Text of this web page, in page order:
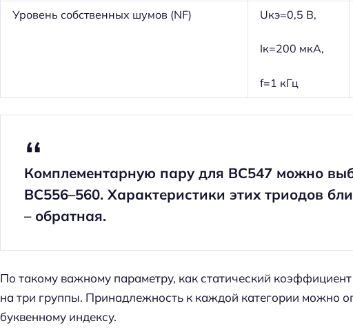
Уровень собственных шумов (NF) Uкэ=0,5 В,
Iк=200 мкА,
f=1 кГц
Комплементарную пару для BC547 можно
BC556–560. Характеристики этих триодов
– обратная.
По такому важному параметру, как статический
на три группы. Принадлежность к каждой категории можно
буквенному индексу.